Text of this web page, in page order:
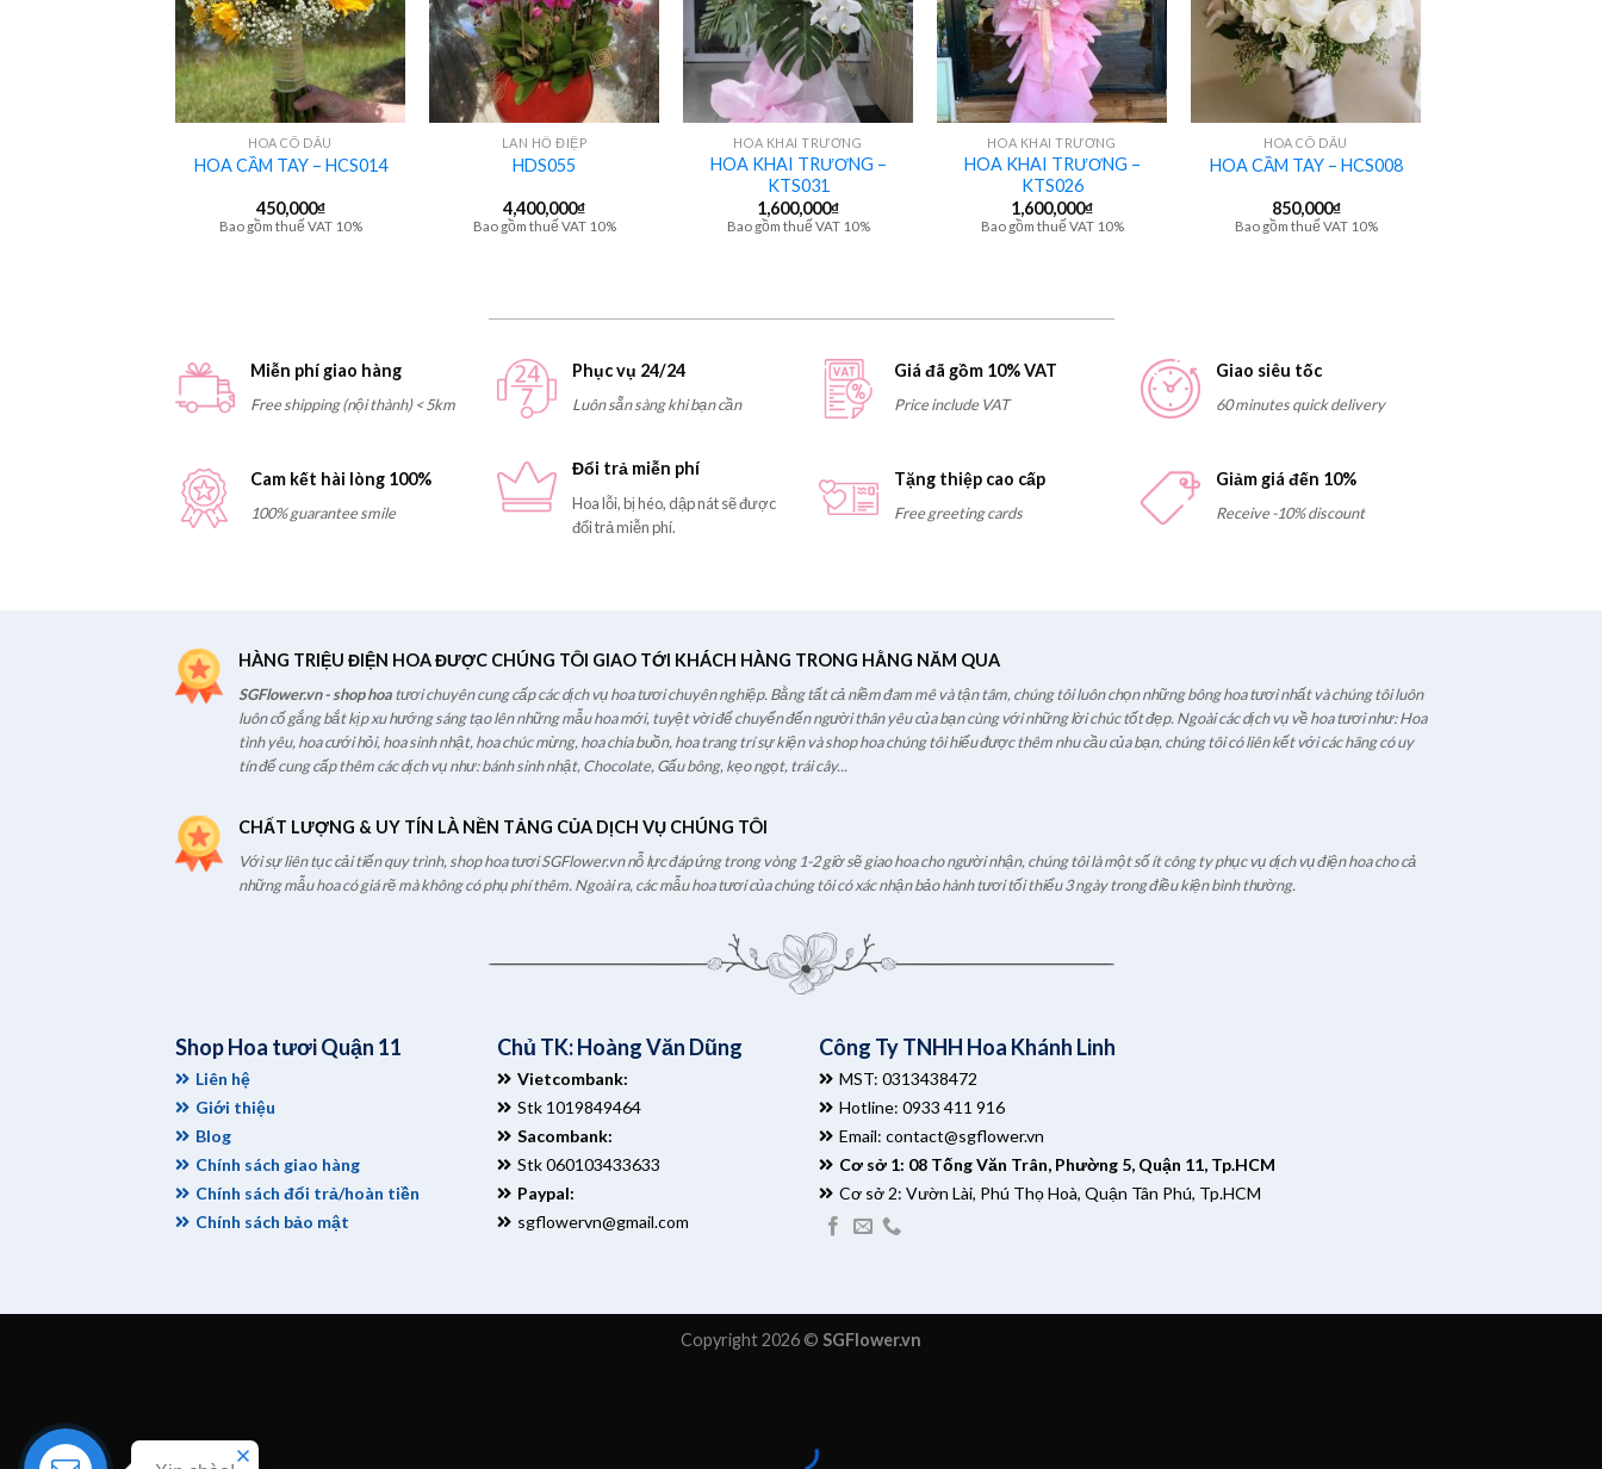
+
HOA CÔ DÂU
HOA CẦM TAY – HCS014
450,000₫
Bao gồm thuế VAT 10%
+
LAN HỒ ĐIỆP
HDS055
4,400,000₫
Bao gồm thuế VAT 10%
+
HOA KHAI TRƯƠNG
HOA KHAI TRƯƠNG –
KTS031
1,600,000₫
Bao gồm thuế VAT 10%
+
HOA KHAI TRƯƠNG
HOA KHAI TRƯƠNG –
KTS026
1,600,000₫
Bao gồm thuế VAT 10%
HOA CÔ DÂU
HOA CẦM TAY – HCS008
850,000₫
Bao gồm thuế VAT 10%
Miễn phí giao hàng
Free shipping (nội thành) < 5km
Phục vụ 24/24
Luôn sẵn sàng khi bạn cần
Giá đã gồm 10% VAT
Price include VAT
Giao siêu tốc
60 minutes quick delivery
Cam kết hài lòng 100%
100% guarantee smile
Đổi trả miễn phí
Hoa lỗi, bị héo, dập nát sẽ được
đổi trả miễn phí.
Tặng thiệp cao cấp
Free greeting cards
Giảm giá đến 10%
Receive -10% discount
HÀNG TRIỆU ĐIỆN HOA ĐƯỢC CHÚNG TÔI GIAO TỚI KHÁCH HÀNG TRONG HẰNG NĂM QUA
SGFlower.vn - shop hoatươi chuyên cung cấp các dịch vụ hoa tươi chuyên nghiệp. Bằng tất cả niềm đam mê và tận tâm, chúng tôi luôn chọn những bông hoa tươi nhất và chúng tôi luôn
luôn cố gắng bắt kịp xu hướng sáng tạo lên những mẫu hoa mới, tuyệt vời để chuyển đến người thân yêu của bạn cùng với những lời chúc tốt đẹp. Ngoài các dịch vụ về hoa tươi như: Hoa
tình yêu, hoa cưới hỏi, hoa sinh nhật, hoa chúc mừng, hoa chia buồn, hoa trang trí sự kiện và shop hoa chúng tôi hiểu được thêm nhu cầu của bạn, chúng tôi có liên kết với các hãng có uy
tín để cung cấp thêm các dịch vụ như: bánh sinh nhật, Chocolate, Gấu bông, kẹo ngọt, trái cây...
CHẤT LƯỢNG & UY TÍN LÀ NỀN TẢNG CỦA DỊCH VỤ CHÚNG TÔI
Với sự liên tục cải tiến quy trình, shop hoa tươi SGFlower.vn nỗ lực đáp ứng trong vòng 1-2 giờ sẽ giao hoa cho người nhận, chúng tôi là một số ít công ty phục vụ dịch vụ điện hoa cho cả
những mẫu hoa có giá rẽ mà không có phụ phí thêm. Ngoài ra, các mẫu hoa tươi của chúng tôi có xác nhận bảo hành tươi tối thiểu 3 ngày trong điều kiện bình thường.
Shop Hoa tươi Quận 11
Liên hệ
Giới thiệu
Blog
Chính sách giao hàng
Chính sách đổi trả/hoàn tiền
Chính sách bảo mật
Chủ TK: Hoàng Văn Dũng
Vietcombank:
Stk 1019849464
Sacombank:
Stk 060103433633
Paypal:
sgflowervn@gmail.com
Công Ty TNHH Hoa Khánh Linh
MST: 0313438472
Hotline: 0933 411 916
Email: contact@sgflower.vn
Cơ sở 1: 08 Tống Văn Trân, Phường 5, Quận 11, Tp.HCM
Cơ sở 2: Vườn Lài, Phú Thọ Hoà, Quận Tân Phú, Tp.HCM
Copyright 2026 © SGFlower.vn